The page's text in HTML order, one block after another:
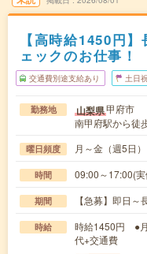
【高時給1450円
ェックのお仕事！
交通費別途支給あり 土日
勤務地 山梨県甲府市
南甲府駅から徒
曜日頻度 月～金（週5日
時間 09:00～17:00(
期間 【急募】即日
時給
時給1450円 ●
代+交通費